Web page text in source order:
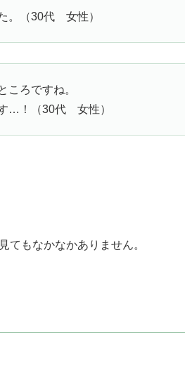
。（30代 女性）
ころですね。
…！（30代 女性）
てもなかなかありません。